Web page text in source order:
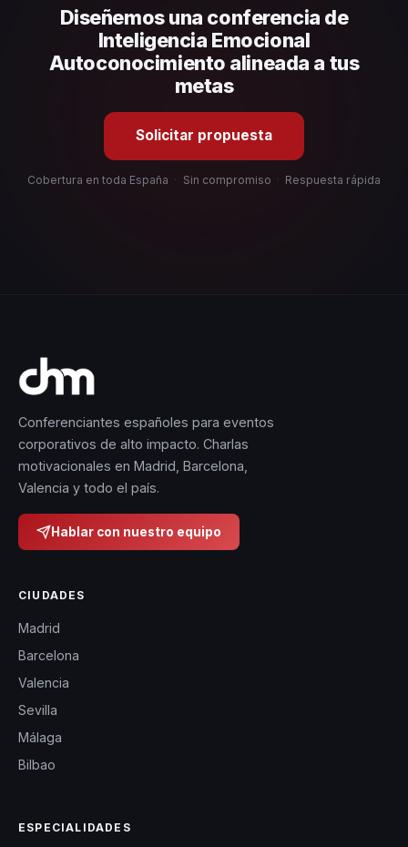
organizacional. En CHM España te ayudamos con una
selección estratégica basada en estos criterios.
Diseñemos una conferencia de
Inteligencia Emocional
Autoconocimiento alineada a tus
metas
Solicitar propuesta
Cobertura en toda España · Sin compromiso · Respuesta rápida
Conferenciantes españoles para eventos
corporativos de alto impacto. Charlas
motivacionales en Madrid, Barcelona,
Valencia y todo el país.
Hablar con nuestro equipo
CIUDADES
Madrid
Barcelona
Valencia
Sevilla
Málaga
Bilbao
ESPECIALIDADES